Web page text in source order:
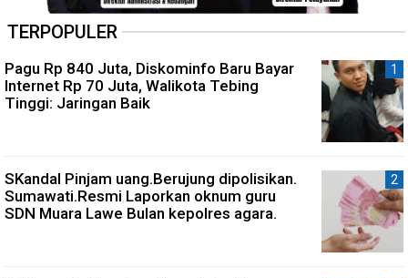
TERPOPULER
Pagu Rp 840 Juta, Diskominfo Baru Bayar
Internet Rp 70 Juta, Walikota Tebing
Tinggi: Jaringan Baik
SKandal Pinjam uang.Berujung dipolisikan.
Sumawati.Resmi Laporkan oknum guru
SDN Muara Lawe Bulan kepolres agara.